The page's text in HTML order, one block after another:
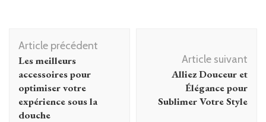
Navigation
d'article
Article précédent
Les meilleurs
accessoires pour
optimiser votre
expérience sous la
douche
Article suivant
Alliez Douceur et
Élégance pour
Sublimer Votre Style